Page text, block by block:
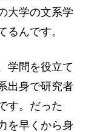
大学の文系学
るんです。
学問を役立て
出身で研究者
す。だった
を早くから身